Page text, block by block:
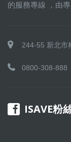
的服務專線 ，由專
244-55 新北市
0800-308-888
ISAVE粉